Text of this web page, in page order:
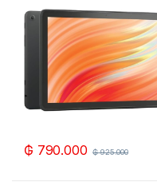
₲ 790.000 ₲925.000